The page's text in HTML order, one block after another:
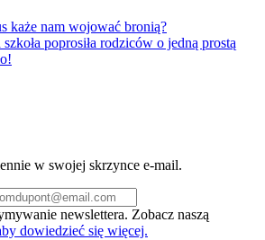
każe nam wojować bronią?
poprosiła rodziców o jedną prostą
w swojej skrzynce e-mail.
newslettera. Zobacz naszą
dowiedzieć się więcej.